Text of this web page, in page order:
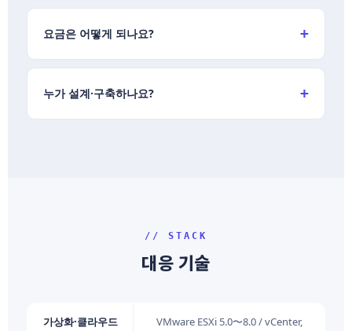
요금은 어떻게 되나요?
누가 설계·구축하나요?
// STACK
대응 기술
가상화·클라우드
VMware ESXi 5.0〜8.0 / vCenter,